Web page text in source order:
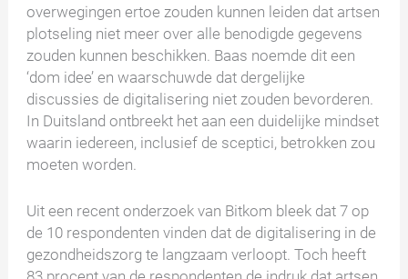
overwegingen ertoe zouden kunnen leiden dat artsen
plotseling niet meer over alle benodigde gegevens
zouden kunnen beschikken. Baas noemde dit een
‘dom idee’ en waarschuwde dat dergelijke
discussies de digitalisering niet zouden bevorderen.
In Duitsland ontbreekt het aan een duidelijke mindset
waarin iedereen, inclusief de sceptici, betrokken zou
moeten worden.
Uit een recent onderzoek van Bitkom bleek dat 7 op
de 10 respondenten vinden dat de digitalisering in de
gezondheidszorg te langzaam verloopt. Toch heeft